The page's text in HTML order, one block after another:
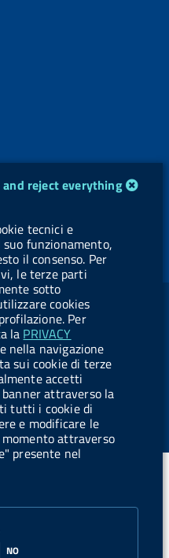
and reject everything
tecnici e
funzionamento,
il consenso. Per
le terze parti
sotto
cookies
Per
la PRIVACY
nella navigazione
sui cookie di terze
accetti
banner attraverso la
tutti i cookie di
e modificare le
attraverso
presente nel